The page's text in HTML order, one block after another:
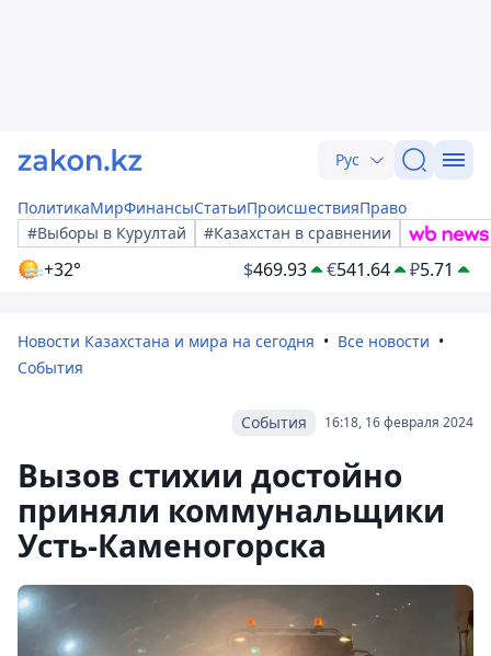
Рус
ПолитикаМирФинансыСтатьиПроисшествияПраво
#Выборы в Курултай
#Казахстан в сравнении
+32° $469.93 €541.64 ₽5.71
Новости Казахстана и мира на сегодня
Все новости
События
16:18, 16 февраля 2024
События
Вызов стихии достойно
приняли коммунальщики
Усть-Каменогорска